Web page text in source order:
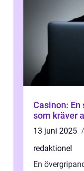
Casinon:
som kräver
13 juni 2025
redaktionel
En